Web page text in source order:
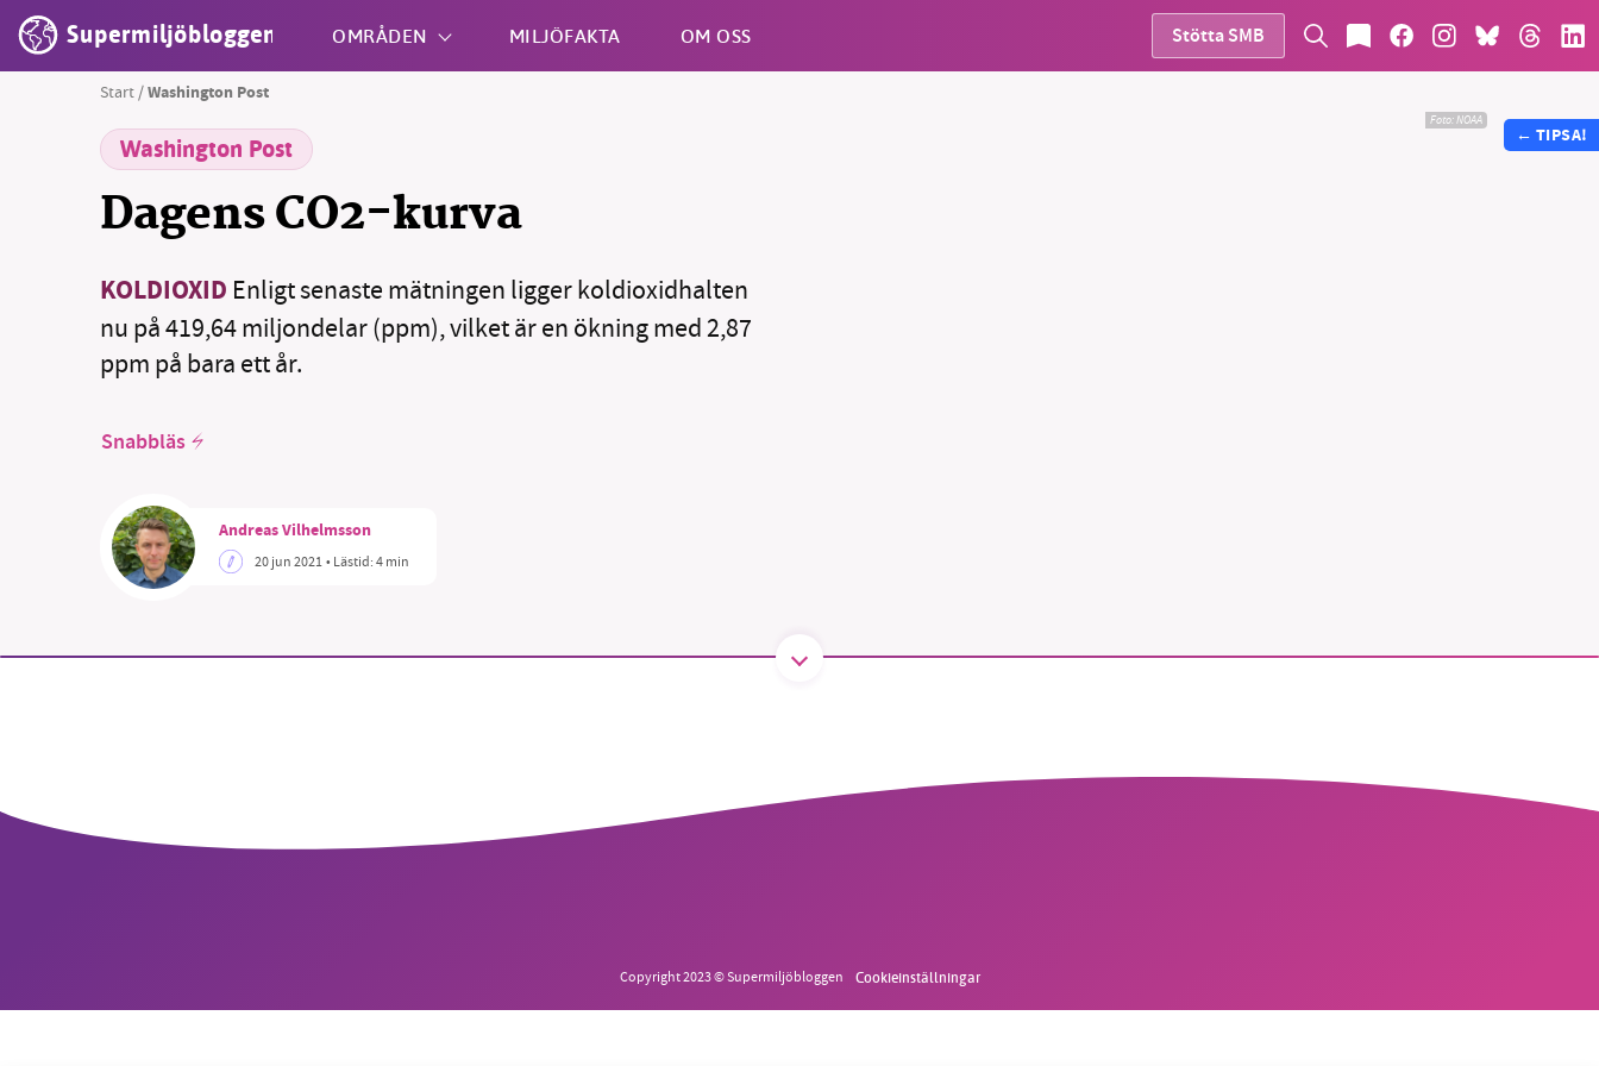
Supermiljöbloggen OMRÅDEN MILJÖFAKTA OM OSS Stötta SMB
Shift + S
Start /Washington Post
Washington Post
Dagens CO2-kurva
KOLDIOXID Enligt senaste mätningen ligger koldioxidhalten
nu på 419,64 miljondelar (ppm), vilket är en ökning med 2,87
ppm på bara ett år.
Snabbläs
Andreas Vilhelmsson
20 jun 2021• Lästid:4 min
Foto:NOAA
← TIPSA!
Copyright 2023 © Supermiljöbloggen Cookieinställningar
och vi hoppas att du vill hjälpa oss.
Stötta vårt arbete genom att swisha en slant till